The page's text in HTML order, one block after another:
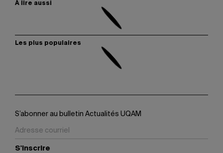
À lire aussi
Les plus populaires
S’abonner au bulletin Actualités UQAM
S'inscrire